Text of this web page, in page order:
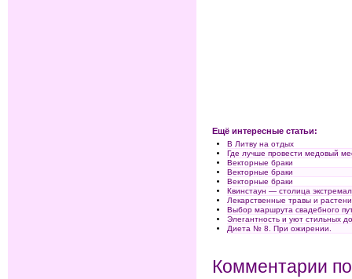
Ещё интересные статьи:
В Литву на отдых
Где лучше провести медовый
Векторные браки
Векторные браки
Векторные браки
Квинстаун — столица
Лекарственные травы и
Выбор маршрута свадебного
Элегантность и уют стильных
Диета № 8. При ожирении.
Комментарии